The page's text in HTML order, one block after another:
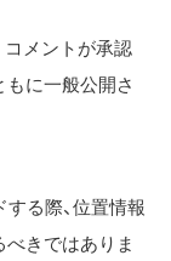
コメントが承認
もに一般公開さ
る際、位置情報
きではありま